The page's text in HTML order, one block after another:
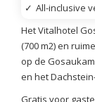
✓ All-inclusive
Het Vitalhotel
(700 m2) en
op de
en het
Gratis voor